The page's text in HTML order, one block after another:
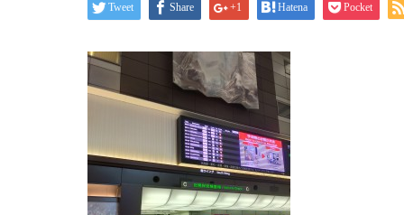
Tweet Share +1 Hatena Pocket